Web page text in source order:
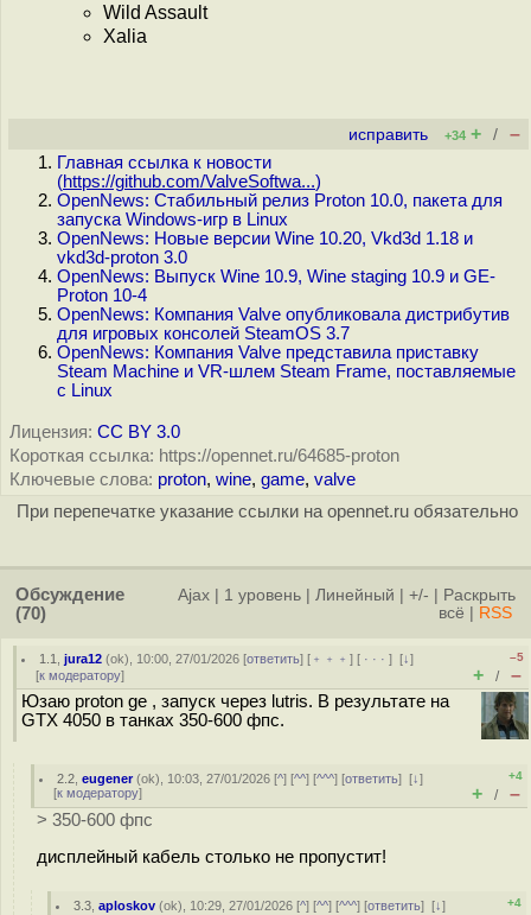
Wild Assault
Xalia
исправить +34 + / –
Главная ссылка к новости
(https://github.com/ValveSoftwa...)
OpenNews: Стабильный релиз Proton 10.0, пакета для
запуска Windows-игр в Linux
OpenNews: Новые версии Wine 10.20, Vkd3d 1.18 и
vkd3d-proton 3.0
OpenNews: Выпуск Wine 10.9, Wine staging 10.9 и GE-
Proton 10-4
OpenNews: Компания Valve опубликовала дистрибутив
для игровых консолей SteamOS 3.7
OpenNews: Компания Valve представила приставку
Steam Machine и VR-шлем Steam Frame, поставляемые
с Linux
Лицензия: CC BY 3.0
Короткая ссылка: https://opennet.ru/64685-proton
Ключевые слова: proton, wine, game, valve
При перепечатке указание ссылки на opennet.ru обязательно
Обсуждение
(70)
Ajax 1 уровень Линейный +/-
Раскрыть
всё
RSS
1.1 ,jura12 (ok), 10:00, 27/01/2026 [ответить] [ ﹢﹢﹢] [ · · ·][↓]
[к модератору]
–5
+ / –
Юзаю proton ge , запуск через lutris. В результате на
GTX 4050 в танках 350-600 фпс.
2.2 ,eugener(ok), 10:03, 27/01/2026 [^] [^^] [^^^] [ответить][↓]
[к модератору]
+4
+ / –
> 350-600 фпс
дисплейный кабель столько не пропустит!
3.3 ,aploskov (ok), 10:29, 27/01/2026 [^] [^^] [^^^] [ответить][↓]
+4